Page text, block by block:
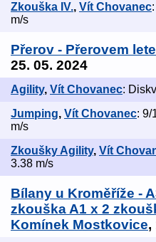
Zkouška IV., Vít Chovanec
m/s
Přerov - Přerovem
25. 05. 2024
Agility, Vít Chovanec:
Jumping, Vít Chovanec: 9/
m/s
Zkoušky Agility, Vít
3.38 m/s
Bílany u Kroměříže -
zkouška A1 x 2
Komínek Mostkovice,